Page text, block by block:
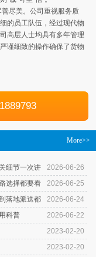
尽美。公司重视服务质
的员工队伍，经过现代物
高层人士均具有多年管理
谨细致的操作确保了货物
More>>
2026-06-26
细节一次讲
2026-06-25
选择都要看
2026-06-24
落地派送都
2026-06-22
科普
2023-02-20
2023-02-20